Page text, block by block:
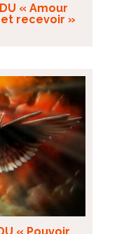
« Amour
recevoir »
« Pouvoir